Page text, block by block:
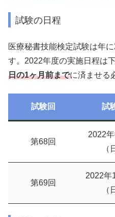
試験の日程
医療秘書技能検定試験は年
す。2022年度の実施日程は
日の1ヶ月前までに済ませる
試験回 試
第68回
2022
（
第69回
2022年
（